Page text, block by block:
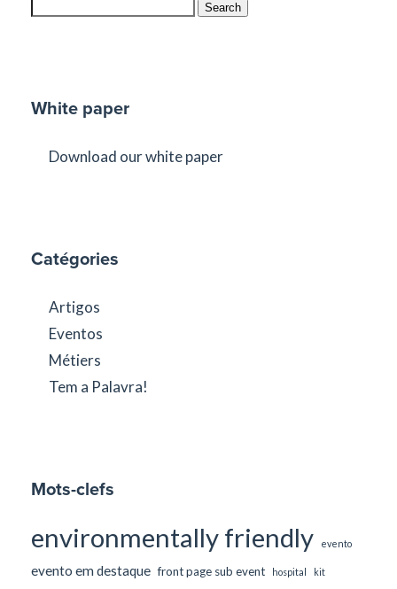
Search
White paper
Download our white paper
Catégories
Artigos
Eventos
Métiers
Tem a Palavra!
Mots-clefs
environmentally friendly evento
evento em destaque front page sub event hospital kit